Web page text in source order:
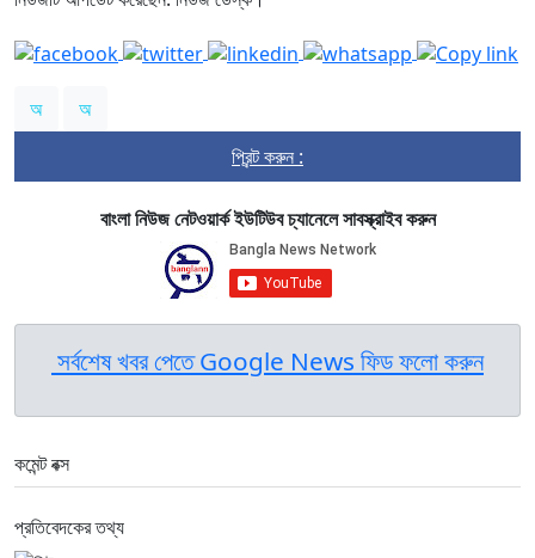
অ
অ
প্রিন্ট করুন :
বাংলা নিউজ নেটওয়ার্ক ইউটিউব চ্যানেলে সাবস্ক্রাইব করুন
সর্বশেষ খবর পেতে Google News ফিড ফলো করুন
কমেন্ট বক্স
প্রতিবেদকের তথ্য